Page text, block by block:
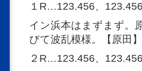
１R…123.456、123.456
イン浜本はまずまず。
びて波乱模様。【原田】
２R…123.456、123.456